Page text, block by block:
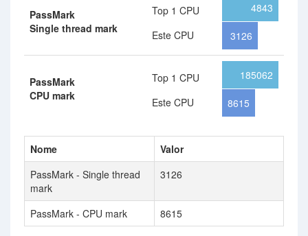
PassMark
Single thread mark
Top 1 CPU
Este CPU
4843
3126
PassMark
CPU mark
Top 1 CPU
Este CPU
185062
8615
Nome
Valor
PassMark - Single thread
mark
3126
PassMark - CPU mark 8615